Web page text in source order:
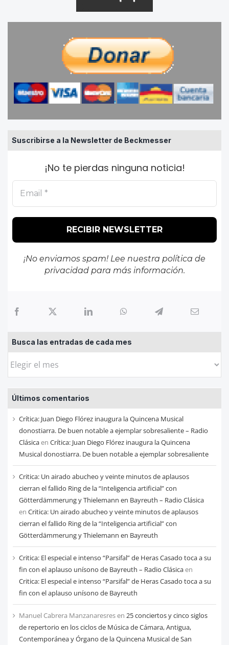
Suscribirse a la Newsletter de Beckmesser
¡No te pierdas ninguna noticia!
¡No enviamos spam! Lee nuestra política de
privacidadpara más información.
Busca las entradas de cada mes
Busca
entradas
de
cada
mes
Últimos comentarios
Crítica: Juan Diego Flórez inaugura la Quincena Musical
donostiarra. De buen notable a ejemplar sobresaliente – Radio
Clásicaen Crítica: Juan Diego Flórez inaugura la Quincena
Musical donostiarra. De buen notable a ejemplar sobresaliente
Critica: Un airado abucheo y veinte minutos de aplausos
cierran el fallido Ring de la “Inteligencia artificial” con
Götterdämmerung y Thielemann en Bayreuth – Radio Clásica
en Critica: Un airado abucheo y veinte minutos de aplausos
cierran el fallido Ring de la “Inteligencia artificial” con
Götterdämmerung y Thielemann en Bayreuth
Critica: El especial e intenso “Parsifal” de Heras Casado toca a su
fin con el aplauso unísono de Bayreuth – Radio Clásicaen
Critica: El especial e intenso “Parsifal” de Heras Casado toca a su
fin con el aplauso unísono de Bayreuth
Manuel Cabrera Manzanaresresen 25 conciertos y cinco siglos
de repertorio en los ciclos de Música de Cámara, Antigua,
Contemporánea y Órgano de la Quincena Musical de San